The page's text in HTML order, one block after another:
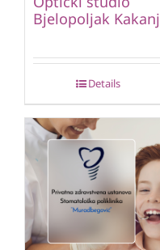
Bjelopoljak Kakanj
Details